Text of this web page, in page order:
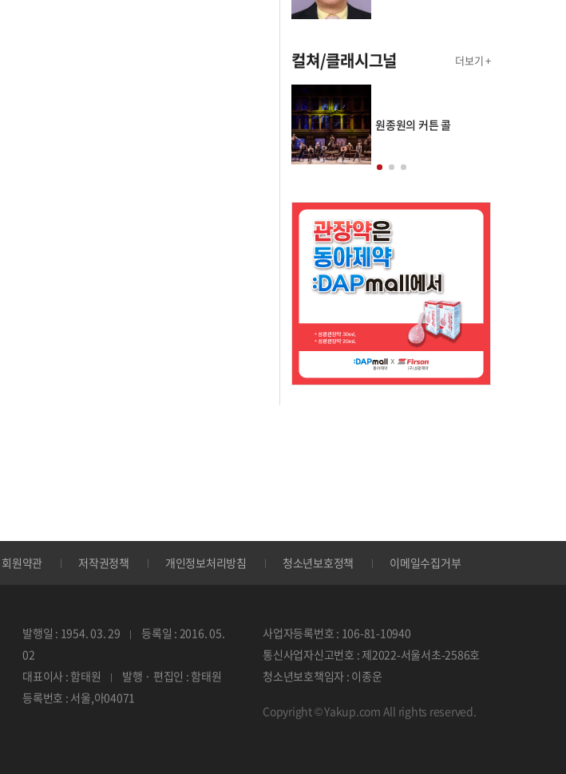
컬쳐/클래시그널 더보기 +
원종원의 커튼 콜
회원약관 저작권정책 개인정보처리방침 청소년보호정책 이메일수집거부
발행일 : 1954. 03. 29
등록일 : 2016. 05.
02
대표이사 : 함태원
발행 · 편집인 : 함태원
등록번호 : 서울,아04071
사업자등록번호 : 106-81-10940
통신사업자신고번호 : 제2022-서울서초-2586호
청소년보호책임자 : 이종운
Copyright © Yakup.com All rights reserved.